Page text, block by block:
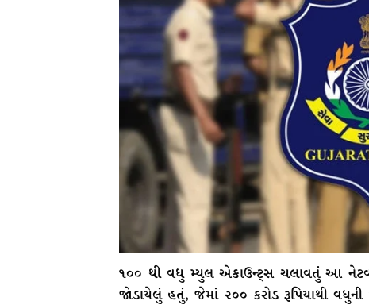
૧૦૦ થી વધુ મ્યુલ એકાઉન્ટ્સ ચલાવતું આ
જોડાયેલું હતું, જેમાં ૨૦૦ કરોડ રૂપિયાથી